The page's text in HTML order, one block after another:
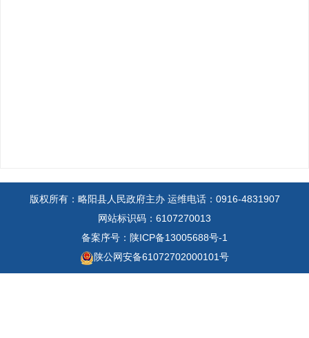
版权所有：略阳县人民政府主办 运维电话：0916-4831907
网站标识码：6107270013
备案序号：陕ICP备13005688号-1
陕公网安备61072702000101号